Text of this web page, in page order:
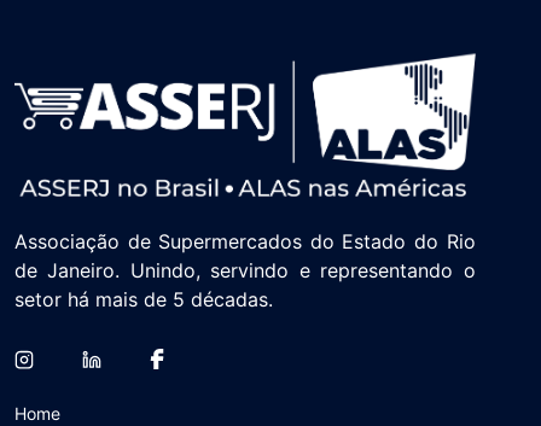
Associação de Supermercados do Estado do Rio
de Janeiro. Unindo, servindo e representando o
setor há mais de 5 décadas.
Home